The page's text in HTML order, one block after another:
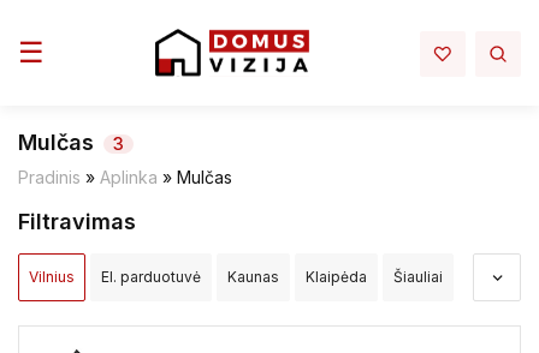
Toggle navigation
☰
Filtravimas
Vilnius El. parduotuvė Kaunas Klaipėda Šiauliai
Panevėžys Alytus Akmenės raj. Alytaus raj.
Mulčas
3
Pradinis » Aplinka » Mulčas